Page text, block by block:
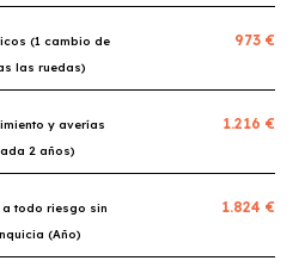
(1 cambio de
las ruedas)
973 €
y averías
2 años)
1.216 €
a todo riesgo sin
(Año)
1.824 €